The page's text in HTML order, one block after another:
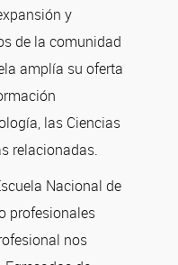
y
de la comunidad
amplía su oferta
las Ciencias
relacionadas.
Nacional de
profesionales
nos